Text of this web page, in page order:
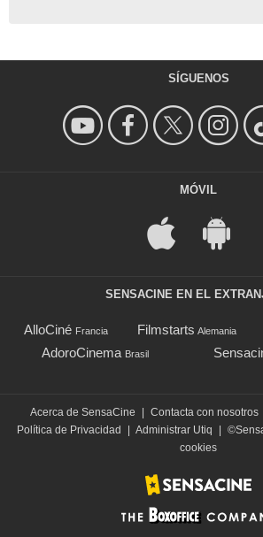
SÍGUENOS
MÓVIL
SENSACINE EN EL
AlloCiné Francia Filmstarts Alemania
AdoroCinema Brasil
Acerca de SensaCine Contacta con nosotros
Política de Privacidad
Administrar Utiq
cookies